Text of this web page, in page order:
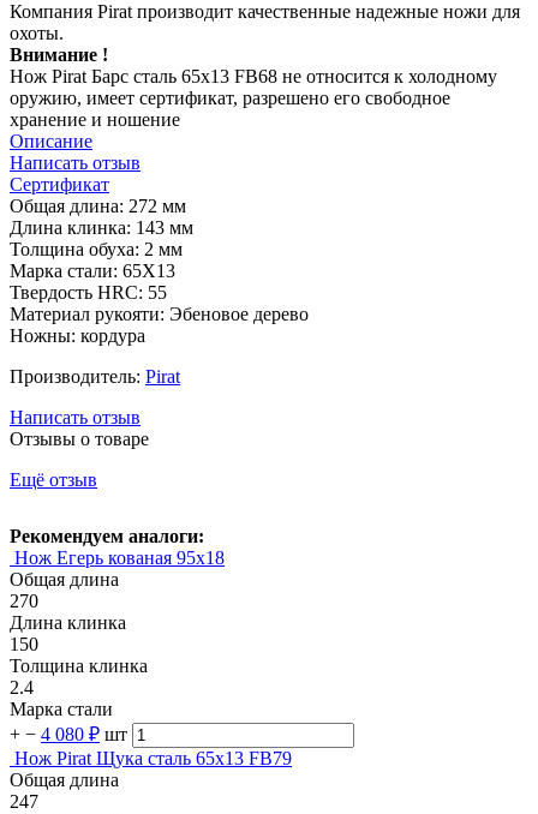
Компания Pirat производит качественные надежные ножи для
охоты.
Внимание !
Нож Pirat Барс сталь 65х13 FB68 не относится к холодному
оружию, имеет сертификат, разрешено его свободное
хранение и ношение
Описание
Написать отзыв
Сертификат
Общая длина: 272 мм
Длина клинка: 143 мм
Толщина обуха: 2 мм
Марка стали: 65Х13
Твердость HRC: 55
Материал рукояти: Эбеновое дерево
Ножны: кордура
Производитель: Pirat
Написать отзыв
Отзывы о товаре
Ещё отзыв
Рекомендуем аналоги:
Нож Егерь кованая 95х18
Общая длина
270
Длина клинка
150
Толщина клинка
2.4
Марка стали
+ − 4 080 ₽ шт
Нож Pirat Щука сталь 65х13 FB79
Общая длина
247